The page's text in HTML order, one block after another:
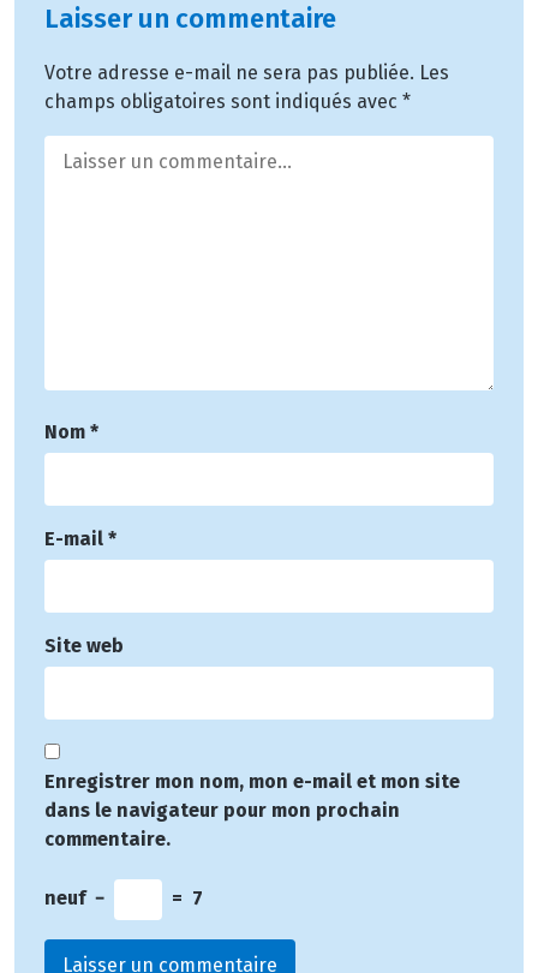
Laisser un commentaire
Votre adresse e-mail ne sera pas publiée. Les
champs obligatoires sont indiqués avec *
Nom *
E-mail *
Site web
Enregistrer mon nom, mon e-mail et mon site
dans le navigateur pour mon prochain
commentaire.
neuf − = 7